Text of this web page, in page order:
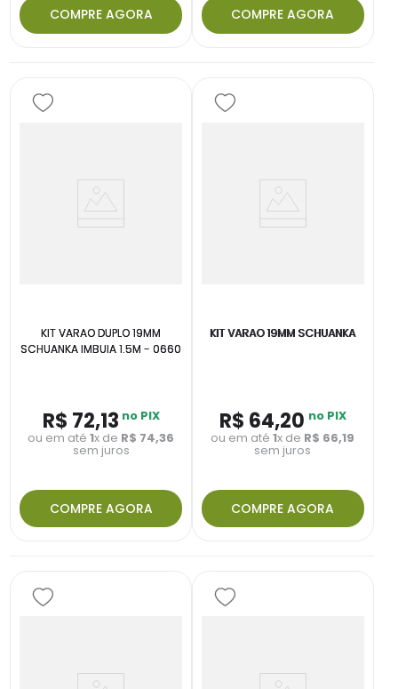
COMPRE AGORA COMPRE AGORA
KIT VARAO DUPLO 19MM
SCHUANKA IMBUIA 1.5M - 0660
R$ 72,13 no PIX
ou em até1x de R$ 74,36
sem juros
COMPRE AGORA
KIT VARAO 19MM SCHUANKA
R$ 64,20 no PIX
ou em até1x de R$ 66,19
sem juros
COMPRE AGORA